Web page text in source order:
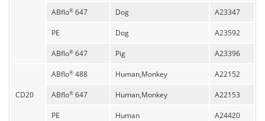
ABflo® 647 Dog A23347
PE Dog A23592
ABflo® 647 Pig A23396
CD20
ABflo® 488 Human,Monkey A22152
ABflo® 647 Human,Monkey A22153
PE Human A24420